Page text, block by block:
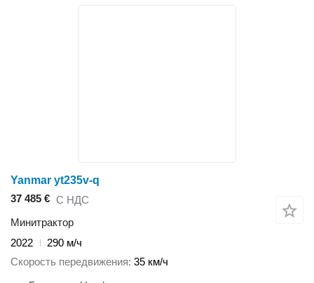
Yanmar yt235v-q
37 485 € С НДС
Минитрактор
2022
290 м/ч
Скорость передвижения 35 км/ч